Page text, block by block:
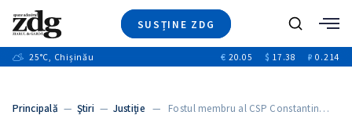
SUSȚINE ZDG
Ştiri
+13
Video
Caută
25°C, Chișinău € 20.05 $ 17.38 ₽ 0.214
Principală — Ştiri — Justiție— Fostul membru al CSP Constantin…